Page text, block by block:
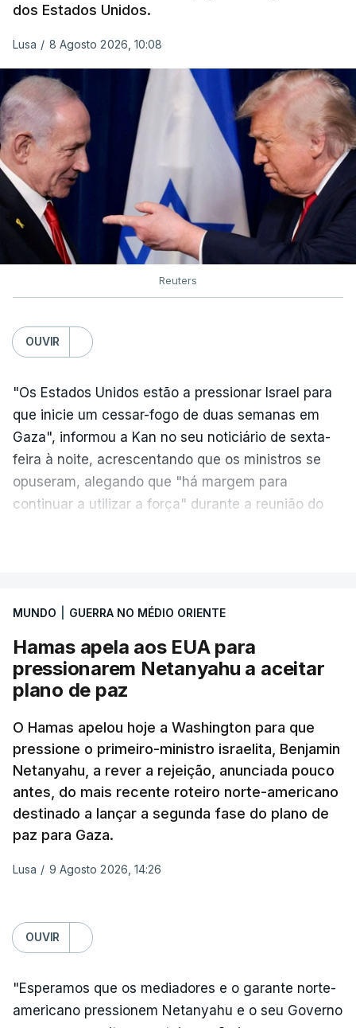
dos Estados Unidos.
Lusa / 8 Agosto 2026, 10:08
Reuters
OUVIR
"Os Estados Unidos estão a pressionar Israel para
que inicie um cessar-fogo de duas semanas em
Gaza", informou a Kan no seu noticiário de sexta-
feira à noite, acrescentando que os ministros se
opuseram, alegando que "há margem para
continuar a utilizar a força" durante a reunião do
aplicação do plano de desarmamento do Hamas.
Além disso, o correspondente do canal de
televisão israelita i24News, que também teve
acesso às deliberações do Gabinete, recordou na
autorização formal de Israel para a entrada em
Gaza da Força Internacional de Estabilização, um
contingente multinacional proposto no âmbito do
Conselho da Paz promovido por Trump.
Meios de comunicação social israelitas
informaram, após a reunião do Gabinete de
a retoma dos ataques aéreos em Gaza,
interrompidos desde segunda-feira.
"O Hamas aceitou o plano de 15 pontos, mas não
renunciou ao seu objetivo de destruir Israel",
MUNDO GUERRA NO MÉDIO ORIENTE
Hamas apela aos EUA para
pressionarem Netanyahu a aceitar
plano de paz
O Hamas apelou hoje a Washington para que
pressione o primeiro-ministro israelita, Benjamin
Netanyahu, a rever a rejeição, anunciada pouco
antes, do mais recente roteiro norte-americano
destinado a lançar a segunda fase do plano de
paz para Gaza.
Lusa / 9 Agosto 2026, 14:26
OUVIR
"Esperamos que os mediadores e o garante norte-
americano pressionem Netanyahu e o seu Governo